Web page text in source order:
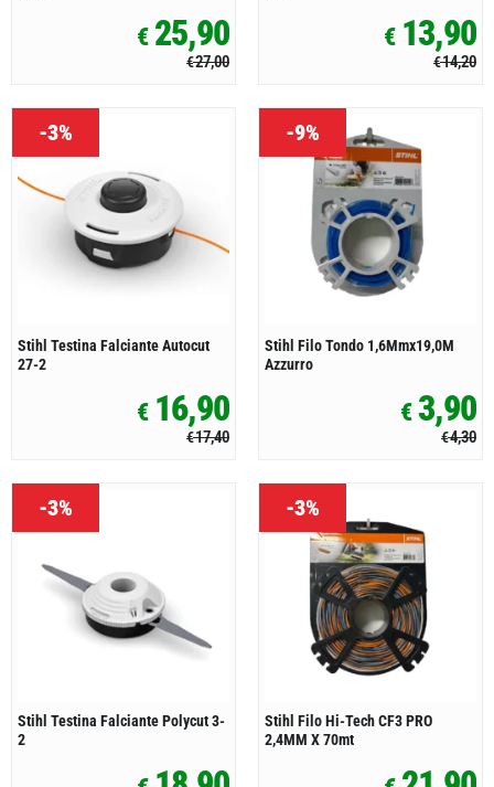
€27,00
€25,90
€14,20
€13,90
-3%
Stihl Testina Falciante Autocut
27-2
€17,40
€16,90
-9%
Stihl Filo Tondo 1,6Mmx19,0M
Azzurro
€4,30
€3,90
-3%
Stihl Testina Falciante Polycut 3-
2
-3%
Stihl Filo Hi-Tech CF3 PRO
2,4MM X 70mt